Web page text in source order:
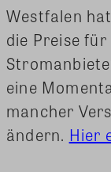
Westfalen
die Preise
eine
mancher
ändern. Hier